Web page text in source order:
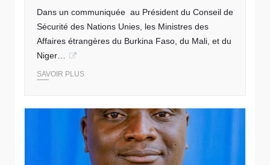
Dans un communiquée au Président du Conseil de
Sécurité des Nations Unies, les Ministres des
Affaires étrangères du Burkina Faso, du Mali, et du
Niger…
SAVOIR PLUS